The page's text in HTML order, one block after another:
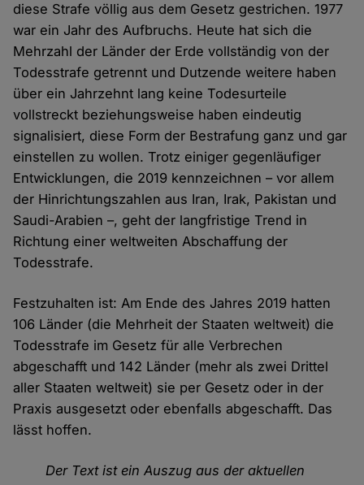
diese Strafe völlig aus dem Gesetz gestrichen. 1977
war ein Jahr des Aufbruchs. Heute hat sich die
Mehrzahl der Länder der Erde vollständig von der
Todesstrafe getrennt und Dutzende weitere haben
über ein Jahrzehnt lang keine Todesurteile
vollstreckt beziehungsweise haben eindeutig
signalisiert, diese Form der Bestrafung ganz und gar
einstellen zu wollen. Trotz einiger gegenläufiger
Entwicklungen, die 2019 kennzeichnen – vor allem
der Hinrichtungszahlen aus Iran, Irak, Pakistan und
Saudi-Arabien ­–, geht der langfristige Trend in
Richtung einer weltweiten Abschaffung der
Todesstrafe.
Festzuhalten ist: Am Ende des Jahres 2019 hatten
106 Länder (die Mehrheit der Staaten weltweit) die
Todesstrafe im Gesetz für alle Verbrechen
abgeschafft und 142 Länder (mehr als zwei Drittel
aller Staaten weltweit) sie per Gesetz oder in der
Praxis ausgesetzt oder ebenfalls abgeschafft. Das
lässt hoffen.
Der Text ist ein Auszug aus der aktuellen